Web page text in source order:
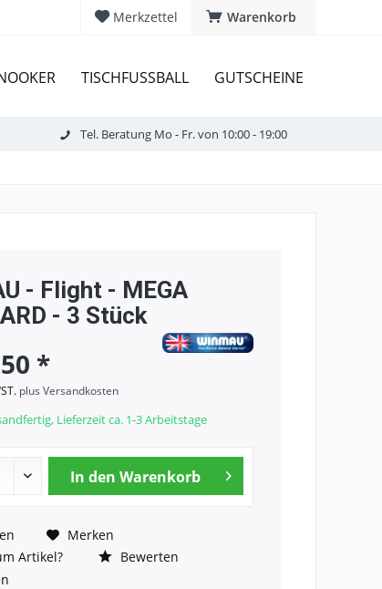
Warenkorb
Merkzettel
TISCHFUSSBALL GUTSCHEINE
Tel. Beratung Mo - Fr. von 10:00 - 19:00
- Flight - MEGA
- 3 Stück
*
plus Versandkosten
Lieferzeit ca. 1-3 Arbeitstage
In den Warenkorb
Merken
Artikel?
Bewerten